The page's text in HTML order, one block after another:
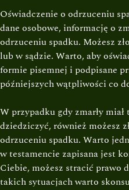
Oświadczenie o odrzuceniu
dane osobowe, informację o
odrzuceniu spadku. Możesz
lub w sądzie. Warto, aby
formie pisemnej i podpisane
późniejszych wątpliwości co
W przypadku gdy zmarły
dziedziczyć, również możesz
odrzuceniu spadku. Warto
w testamencie zapisana jest
Ciebie, możesz stracić prawo
takich sytuacjach warto